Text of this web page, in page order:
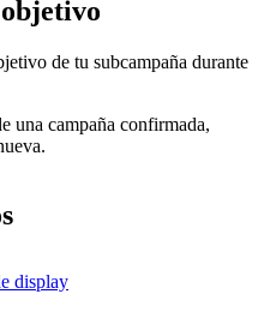
de tu subcampaña durante
una campaña confirmada,
display